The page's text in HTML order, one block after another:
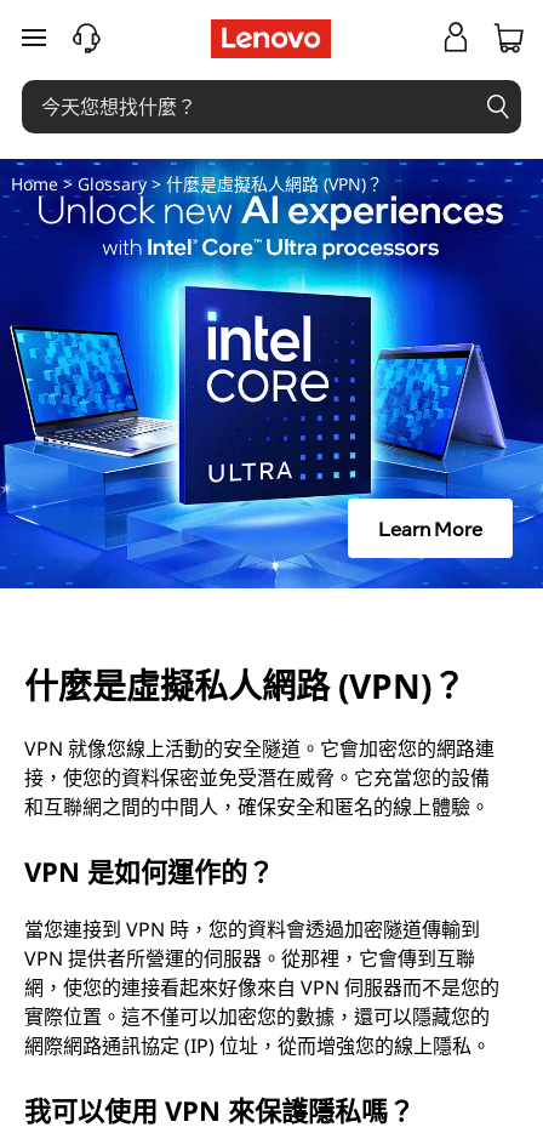
什
麼
是
虛
擬
人
網
路
(
V
N
？
跳至主要內容
Home> Glossary> 什麼是虛擬私人網路 (VPN)？
Learn More
什麼是虛擬私人網路 (VPN)？
VPN 就像您線上活動的安全隧道。它會加密您的網路連
接，使您的資料保密並免受潛在威脅。它充當您的設備
和互聯網之間的中間人，確保安全和匿名的線上體驗。
VPN 是如何運作的？
當您連接到 VPN 時，您的資料會透過加密隧道傳輸到
VPN 提供者所營運的伺服器。從那裡，它會傳到互聯
網，使您的連接看起來好像來自 VPN 伺服器而不是您的
實際位置。這不僅可以加密您的數據，還可以隱藏您的
網際網路通訊協定 (IP) 位址，從而增強您的線上隱私。
我可以使用 VPN 來保護隱私嗎？